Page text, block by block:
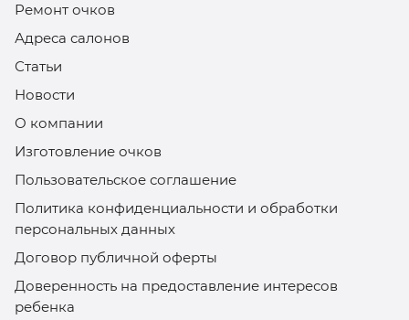
Ремонт очков
Адреса салонов
Статьи
Новости
О компании
Изготовление очков
Пользовательское соглашение
Политика конфиденциальности и обработки
персональных данных
Договор публичной оферты
Доверенность на предоставление интересов
ребенка